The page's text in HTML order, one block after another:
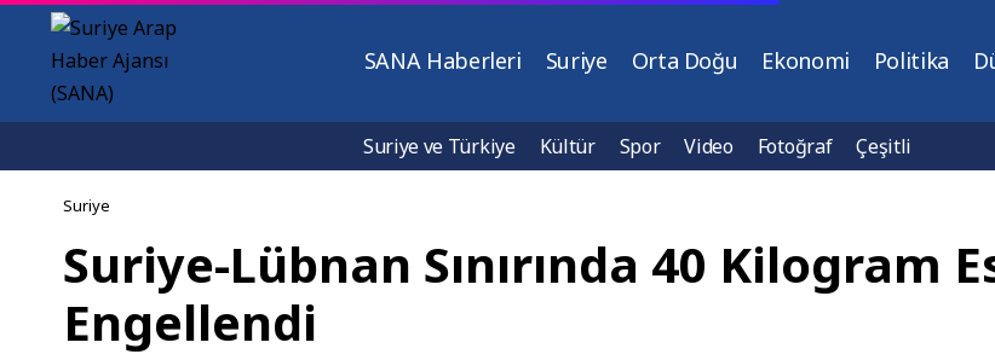
SANA Haberleri Suriye Orta Doğu Ekonomi Politika
Suriye ve Türkiye Kültür Spor Video Fotoğraf Çeşitli
Suriye
Suriye-Lübnan Sınırında 40 Kilogram
Engellendi